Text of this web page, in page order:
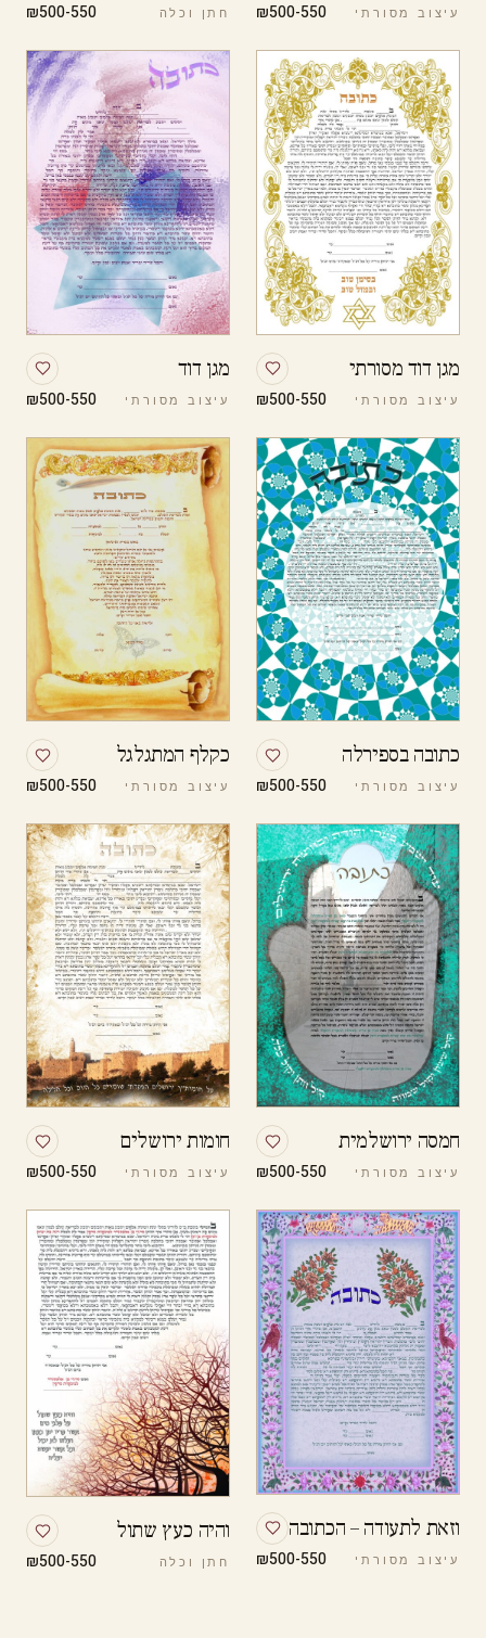
עיצוב מסורתי ₪500-550 חתן וכלה ₪500-550
מגן דוד מסורתי
עיצוב מסורתי ₪500-550
מגן דוד
עיצוב מסורתי ₪500-550
כתובה בספירלה
עיצוב מסורתי ₪500-550
כקלף המתגלגל
עיצוב מסורתי ₪500-550
חמסה ירושלמית
עיצוב מסורתי ₪500-550
חומות ירושלים
עיצוב מסורתי ₪500-550
וזאת לתעודה – הכתובה
עיצוב מסורתי ₪500-550
והיה כעץ שתול
חתן וכלה ₪500-550